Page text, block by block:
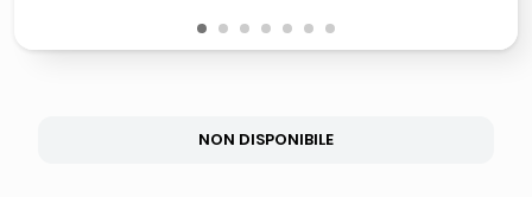
1 2 3 4 5 6 7
NON DISPONIBILE